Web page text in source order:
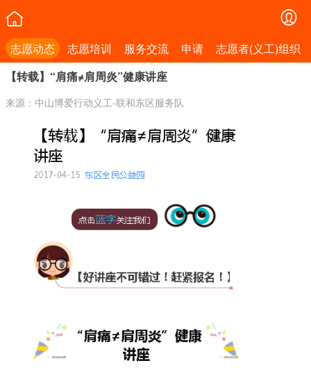
志愿动态 志愿培训 服务交流 申请
志愿者(义工)组织
【转载】“肩痛≠肩周炎”健康讲座
来源：中山博爱行动义工-联和东区服务队